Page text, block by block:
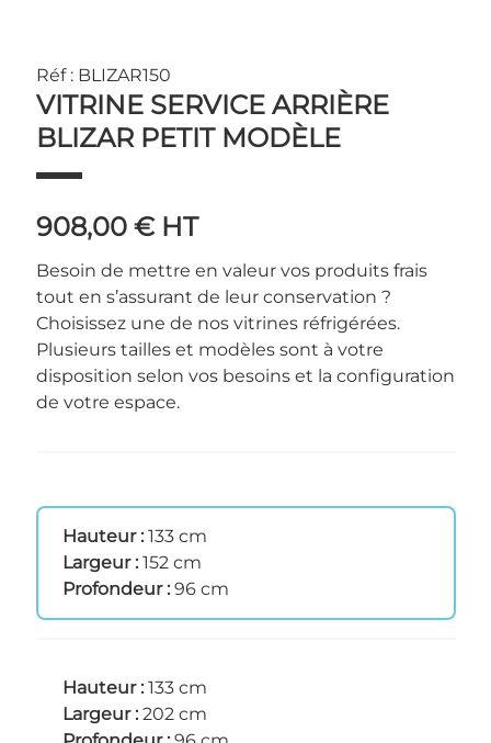
Réf : BLIZAR150
VITRINE SERVICE ARRIÈRE
BLIZAR PETIT MODÈLE
908,00 € HT
Besoin de mettre en valeur vos produits frais
tout en s’assurant de leur conservation ?
Choisissez une de nos vitrines réfrigérées.
Plusieurs tailles et modèles sont à votre
disposition selon vos besoins et la configuration
de votre espace.
Hauteur : 133 cm
Largeur : 152 cm
Profondeur : 96 cm
Hauteur : 133 cm
Largeur : 202 cm